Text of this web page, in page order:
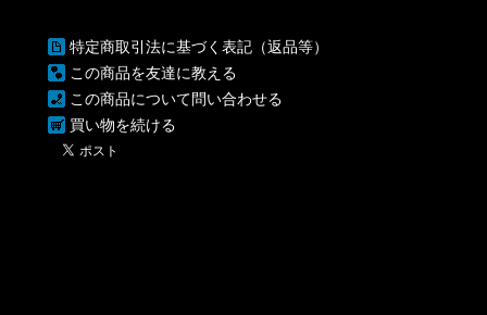
特定商取引法に基づく表記（返品等）
この商品を友達に教える
この商品について問い合わせる
買い物を続ける